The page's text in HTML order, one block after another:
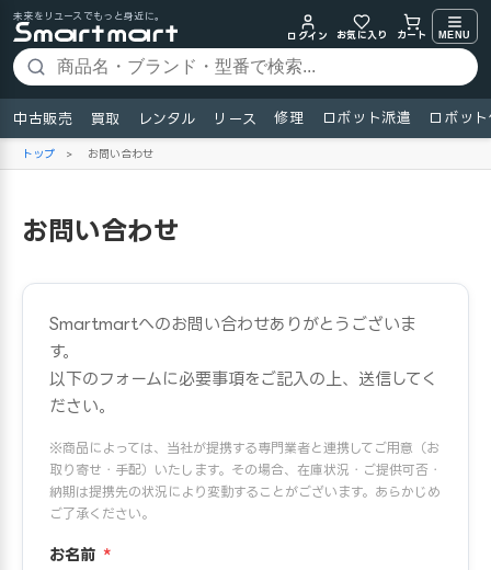
未来をリユースでもっと身近に。
ログイン
お気に入り カート MENU
中古販売 買取 レンタル リース 修理 ロボット派遣 ロボッ
トップ > お問い合わせ
お問い合わせ
Smartmartへのお問い合わせありがとうございま
す。
以下のフォームに必要事項をご記入の上、送信してく
ださい。
※商品によっては、当社が提携する専門業者と連携してご用意（お
取り寄せ・手配）いたします。その場合、在庫状況・ご提供可否・
納期は提携先の状況により変動することがございます。あらかじめ
ご了承ください。
お名前 *